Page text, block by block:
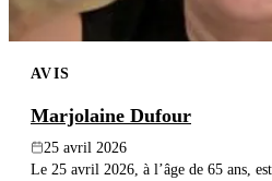
AVIS
Marjolaine Dufour
25 avril 2026
Le 25 avril 2026, à l’âge de 65 ans,